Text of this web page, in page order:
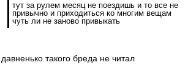
тут за рулем месяц не поездишь и то все не
привычно и приходиться ко многим вещам
чуть ли не заново привыкать
давненько такого бреда не читал